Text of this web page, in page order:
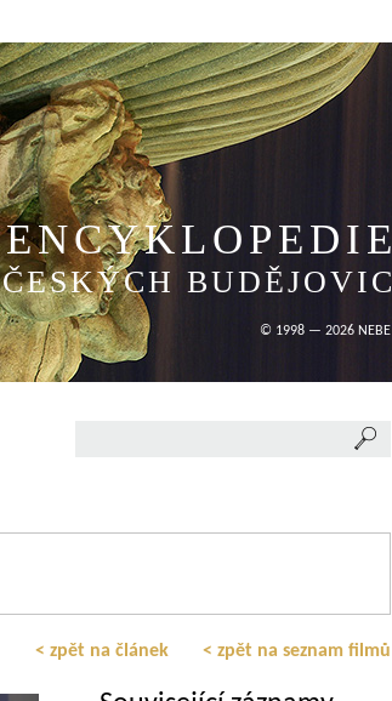
ENCYKLOPEDIE
ČESKÝCH BUDĚJOVIC
© 1998 — 2026 NEBE
< zpět na článek < zpět na seznam filmů